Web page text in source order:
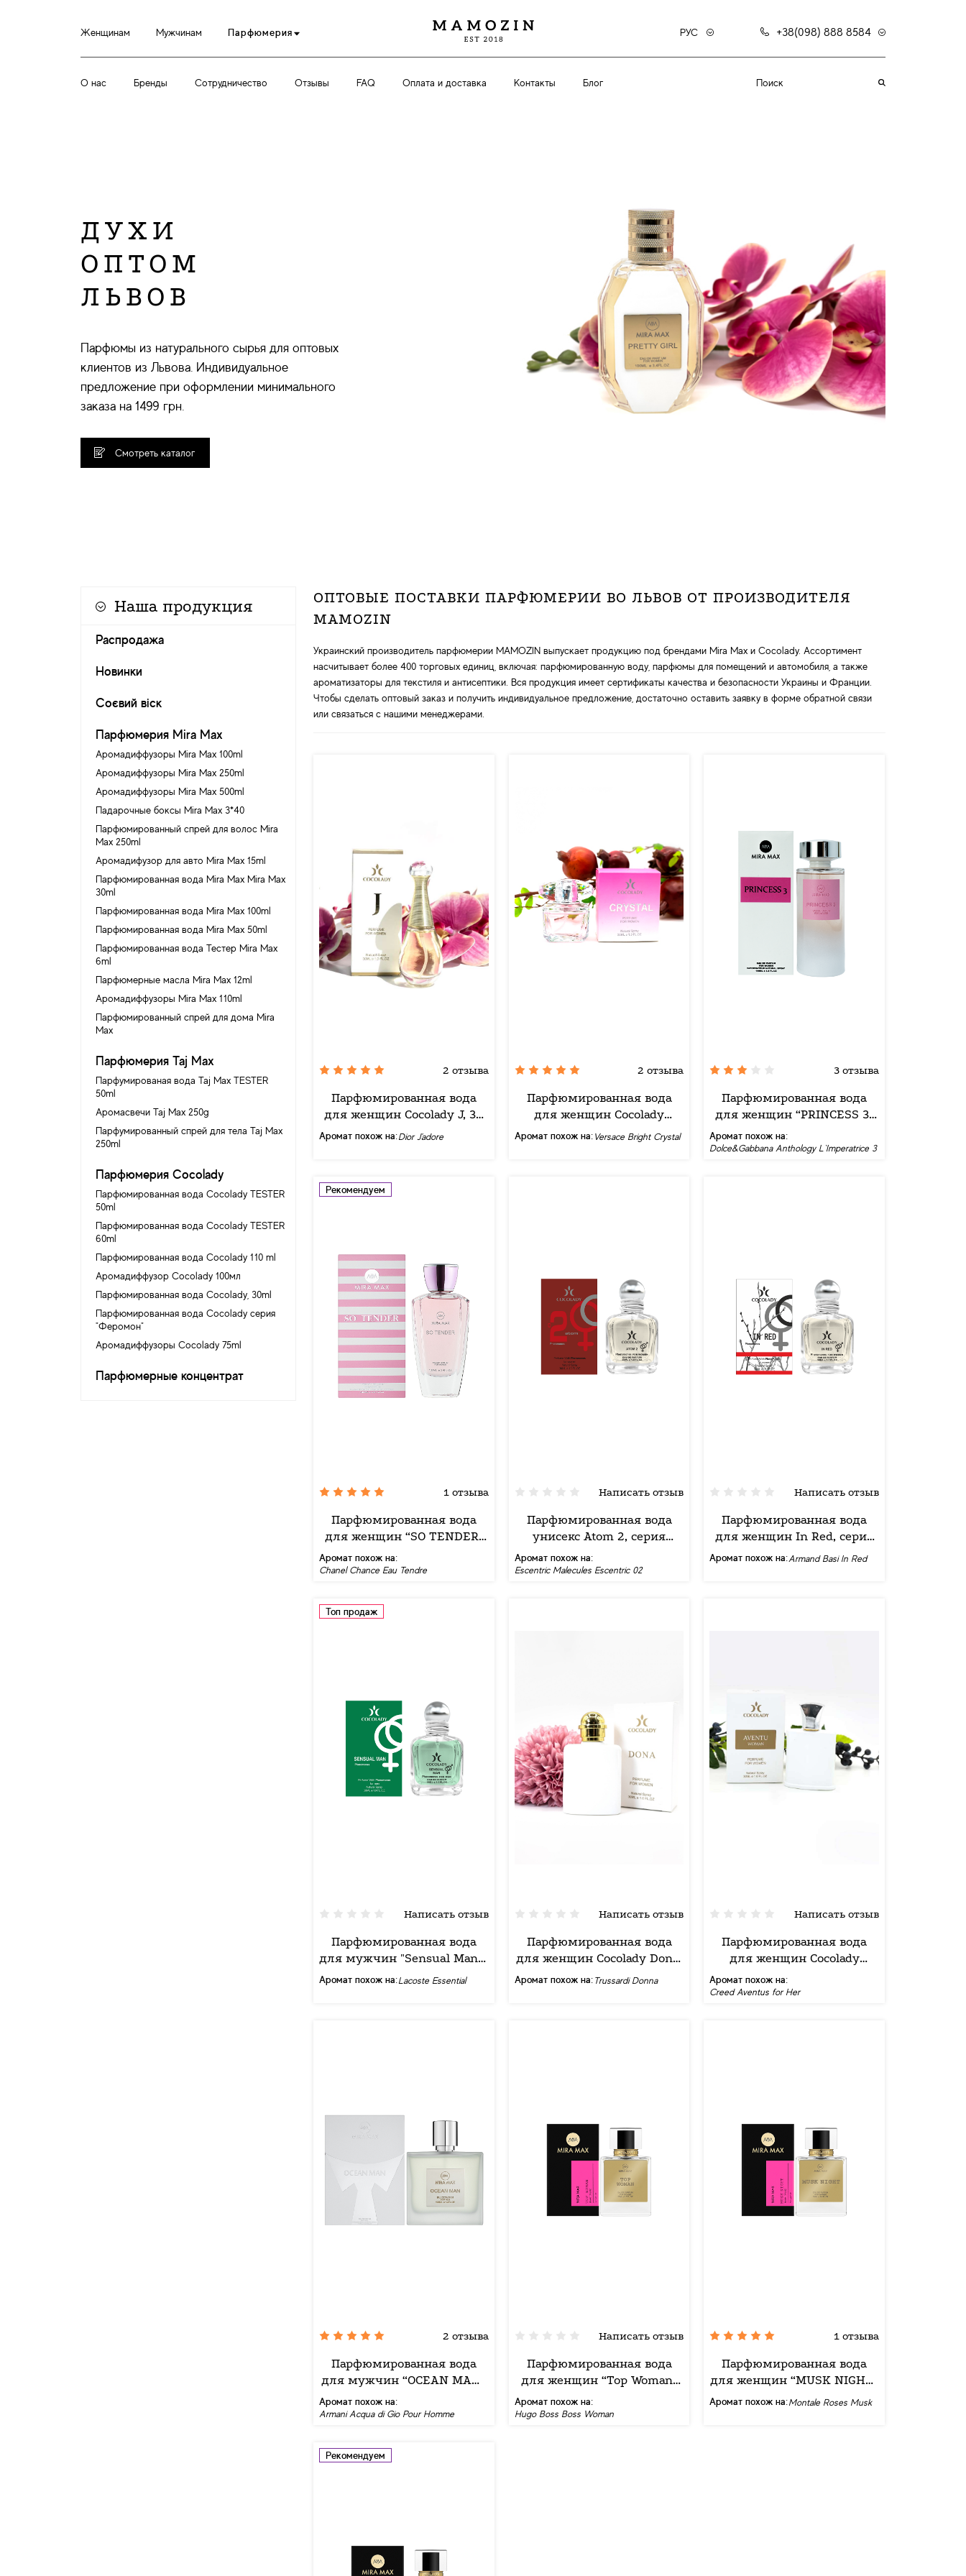
Женщинам Мужчинам Парфюмерия РУС +38(098) 888 8584
О нас Бренды Сотрудничество Отзывы FAQ Оплата и доставка Контакты Блог
ДУХИ
ОПТОМ
ЛЬВОВ
Парфюмы из натурального сырья для оптовых
клиентов из Львова. Индивидуальное
предложение при оформлении минимального
заказа на 1499 грн.
Смотреть каталог
Наша продукция
Распродажа
Новинки
Соєвий віск
Парфюмерия Mira Max
Аромадиффузоры Mira Max 100ml
Аромадиффузоры Mira Max 250ml
Аромадиффузоры Mira Max 500ml
Падарочные боксы Mira Max 3*40
Парфюмированный спрей для волос Mira
Max 250ml
Аромадифузор для авто Mira Max 15ml
Парфюмированная вода Mira Max Mira Max
30ml
Парфюмированная вода Mira Max 100ml
Парфюмированная вода Mira Max 50ml
Парфюмированная вода Тестер Mira Max
6ml
Парфюмерные масла Mira Max 12ml
Аромадиффузоры Mira Max 110ml
Парфюмированный спрей для дома Mira
Max
Парфюмерия Taj Max
Парфумированая вода Taj Max TESTER
50ml
Аромасвечи Taj Max 250g
Парфумированный спрей для тела Taj Max
250ml
Парфюмерия Cocolady
Парфюмированная вода Cocolady TESTER
50ml
Парфюмированная вода Cocolady TESTER
60ml
Парфюмированная вода Cocolady 110 ml
Аромадиффузор Cocolady 100мл
Парфюмированная вода Cocolady, 30ml
Парфюмированная вода Cocolady серия
"Феромон"
Аромадиффузоры Cocolady 75ml
Парфюмерные концентрат
ОПТОВЫЕ ПОСТАВКИ ПАРФЮМЕРИИ ВО ЛЬВОВ ОТ ПРОИЗВОДИТЕЛЯ
MAMOZIN
Украинский производитель парфюмерии MAMOZIN выпускает продукцию под брендами Mira Max и Cocolady. Ассортимент
насчитывает более 400 торговых единиц, включая: парфюмированную воду, парфюмы для помещений и автомобиля, а также
ароматизаторы для текстиля и антисептики. Вся продукция имеет сертификаты качества и безопасности Украины и Франции.
Чтобы сделать оптовый заказ и получить индивидуальное предложение, достаточно оставить заявку в форме обратной связи
или связаться с нашими менеджерами.
2 отзыва
Парфюмированная вода
для женщин Cocolady J, 30
мл
Аромат похож на:Dior J'adore
2 отзыва
Парфюмированная вода
для женщин Cocolady
Crystal, 30 мл
Аромат похож на: Versace Bright Crystal
3 отзыва
Парфюмированная вода
для женщин “PRINCESS 3”
Аромат похож на:
Dolce&Gabbana Anthology L`Imperatrice 3
Рекомендуем
1 отзыва
Парфюмированная вода
для женщин “SO TENDER”
Аромат похож на:
Chanel Chance Eau Tendre
Написать отзыв
Парфюмированная вода
унисекс Atom 2, серия
мл
Аромат похож на:
Escentric Malecules Escentric 02
Написать отзыв
Парфюмированная вода
для женщин In Red, серия
"Феромон", ТМ Cocolady 30
Аромат похож на:Armand Basi In Red
Топ продаж
Написать отзыв
Парфюмированная вода
для мужчин "Sensual Man ",
серия "Феромон", ТМ
Аромат похож на:Lacoste Essential
Написать отзыв
Парфюмированная вода
для женщин Cocolady Dona,
30 мл
Аромат похож на: Trussardi Donna
Написать отзыв
Парфюмированная вода
для женщин Cocolady
Аромат похож на:
Creed Aventus for Her
2 отзыва
Парфюмированная вода
для мужчин “OCEAN MAN”
Аромат похож на:
Armani Acqua di Gio Pour Homme
Написать отзыв
Парфюмированная вода
для женщин “Top Woman”
Аромат похож на:
Hugo Boss Boss Woman
1 отзыва
Парфюмированная вода
для женщин “MUSK NIGHT”
Mira Max, 50 мл
Аромат похож на:Montale Roses Musk
Рекомендуем